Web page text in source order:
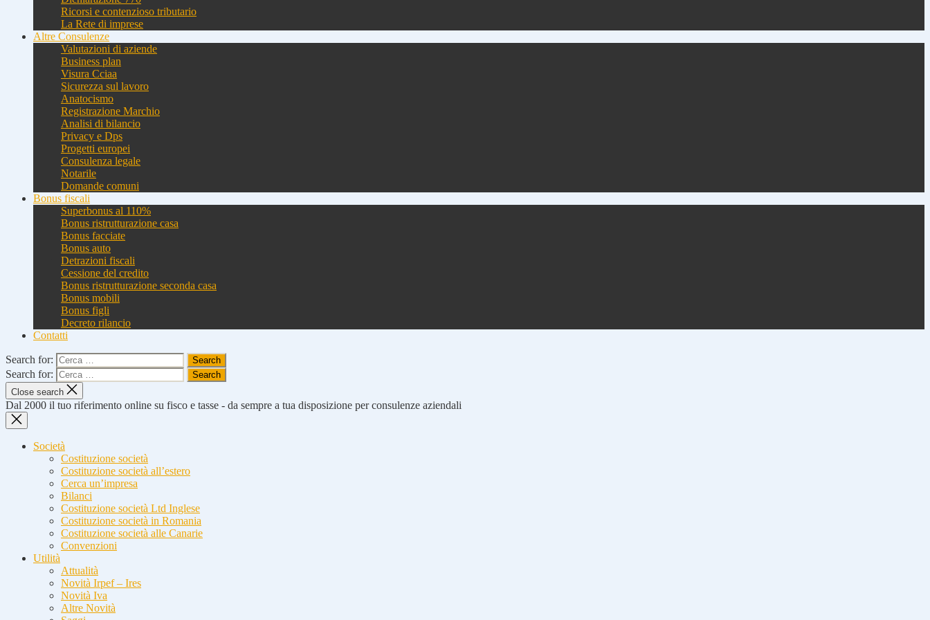
Ricorsi e contenzioso tributario
La Rete di imprese
Altre Consulenze
Valutazioni di aziende
Business plan
Visura Cciaa
Sicurezza sul lavoro
Anatocismo
Registrazione Marchio
Analisi di bilancio
Privacy e Dps
Progetti europei
Consulenza legale
Notarile
Domande comuni
Bonus fiscali
Superbonus al 110%
Bonus ristrutturazione casa
Bonus facciate
Bonus auto
Detrazioni fiscali
Cessione del credito
Bonus ristrutturazione seconda casa
Bonus mobili
Bonus figli
Decreto rilancio
Contatti
Search for:
Search for:
Close search
Dal 2000 il tuo riferimento online su fisco e tasse - da sempre a tua disposizione per consulenze aziendali
Società
Costituzione società
Costituzione società all’estero
Cerca un’impresa
Bilanci
Costituzione società Ltd Inglese
Costituzione società in Romania
Costituzione società alle Canarie
Convenzioni
Utilità
Attualità
Novità Irpef – Ires
Novità Iva
Altre Novità